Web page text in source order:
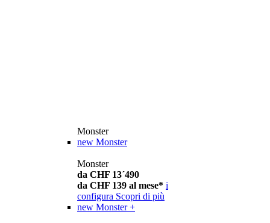
Monster
new Monster
Monster
da CHF 13´490
da CHF 139 al mese* i
configura Scopri di più
new Monster +